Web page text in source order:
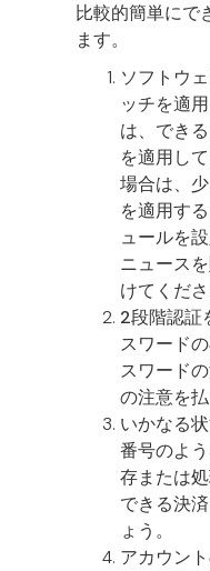
比較的簡単にで
ます。
ソフトウ
ッチを適
は、でき
を適用し
場合は、
を適用す
ュールを
ニュース
けてくださ
2段階認証
スワード
スワード
の注意を払
いかなる
番号のよ
存または
できる決
ょう。
アカウン